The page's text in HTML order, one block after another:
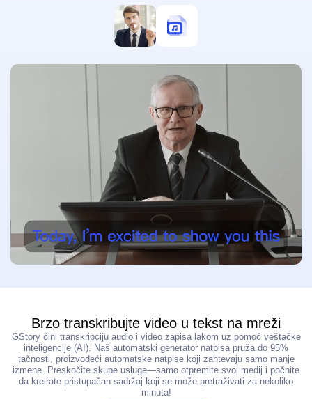
Уклањање позадине са фотографија
Уклањање воденог жига са фотографија
Побољшивач фотографија Неограничено
Brzo transkribujte video u tekst na mreži
GStory čini transkripciju audio i video zapisa lakom uz pomoć veštačke
inteligencije (AI). Naš automatski generator natpisa pruža do 95%
tačnosti, proizvodeći automatske natpise koji zahtevaju samo manje
izmene. Preskočite skupe usluge—samo otpremite svoj medij i počnite
da kreirate pristupačan sadržaj koji se može pretraživati za nekoliko
minuta!